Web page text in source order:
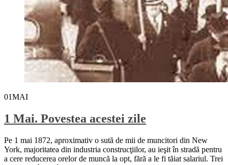
01MAI
1 Mai. Povestea acestei zile
Pe 1 mai 1872, aproximativ o sută de mii de muncitori din New
York, majoritatea din industria construcţiilor, au ieşit în stradă pentru
a cere reducerea orelor de muncă la opt, fără a le fi tăiat salariul. Trei